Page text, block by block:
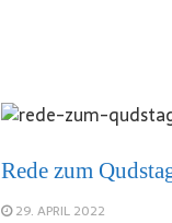
Rede zum
29. APRIL 2022